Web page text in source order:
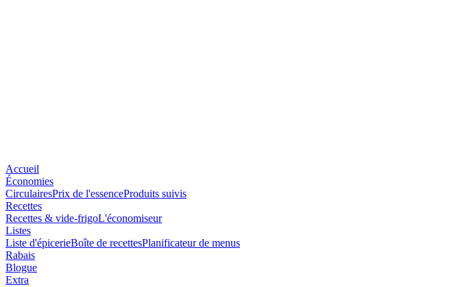
Accueil
Économies
CirculairesPrix de l'essenceProduits suivis
Recettes
Recettes & vide-frigoL'économiseur
Listes
Liste d'épicerieBoîte de recettesPlanificateur de menus
Rabais
Blogue
Extra